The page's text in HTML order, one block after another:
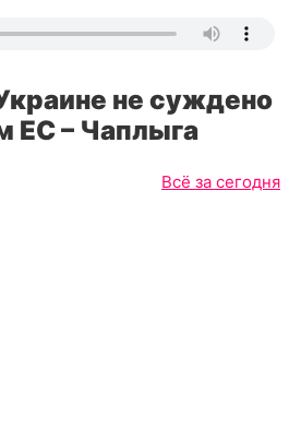
не суждено
ЕС – Чаплыга
Всё за сегодня